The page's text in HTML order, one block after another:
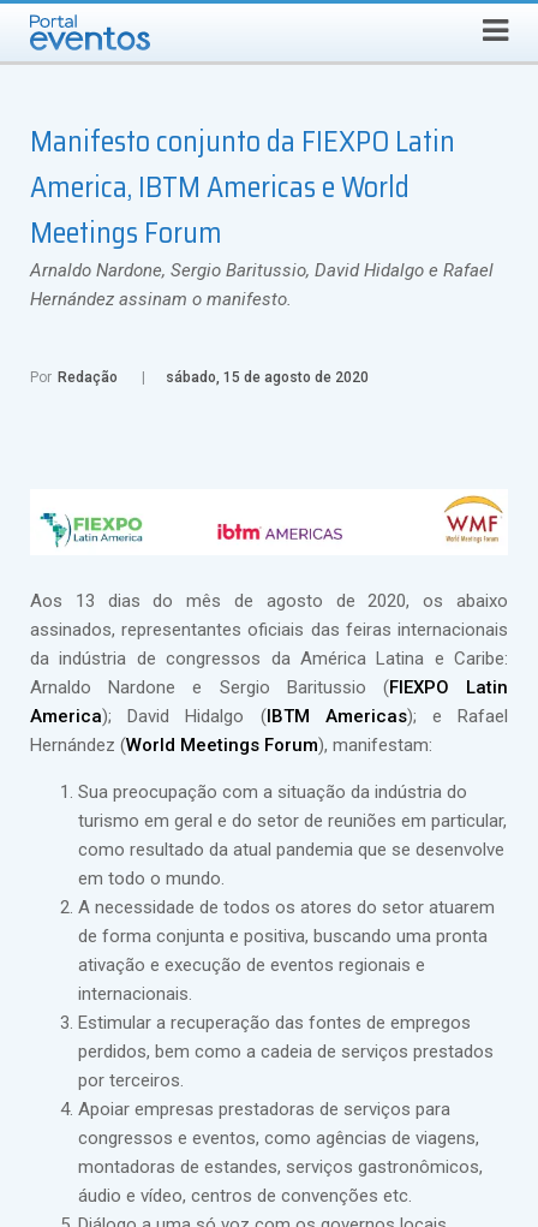
SEXTA-FEIRA, 7 DE AGOSTO DE 2026 Busca
Manifesto conjunto da FIEXPO Latin
America, IBTM Americas e World
Meetings Forum
Arnaldo Nardone, Sergio Baritussio, David Hidalgo e Rafael
Hernández assinam o manifesto.
Por Redação sábado, 15 de agosto de 2020
Aos 13 dias do mês de agosto de 2020, os abaixo
assinados, representantes oficiais das feiras internacionais
da indústria de congressos da América Latina e Caribe:
Arnaldo Nardone e Sergio Baritussio (FIEXPO Latin
America); David Hidalgo (IBTM Americas); e Rafael
Hernández (World Meetings Forum), manifestam:
Sua preocupação com a situação da indústria do
turismo em geral e do setor de reuniões em particular,
como resultado da atual pandemia que se desenvolve
em todo o mundo.
A necessidade de todos os atores do setor atuarem
de forma conjunta e positiva, buscando uma pronta
ativação e execução de eventos regionais e
internacionais.
Estimular a recuperação das fontes de empregos
perdidos, bem como a cadeia de serviços prestados
por terceiros.
Apoiar empresas prestadoras de serviços para
congressos e eventos, como agências de viagens,
montadoras de estandes, serviços gastronômicos,
áudio e vídeo, centros de convenções etc.